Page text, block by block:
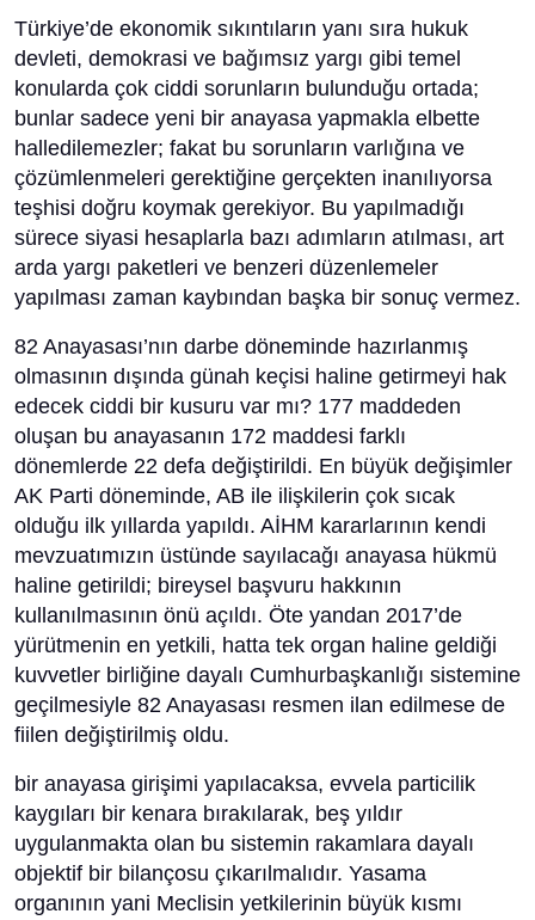
Türkiye’de ekonomik sıkıntıların yanı sıra hukuk
devleti, demokrasi ve bağımsız yargı gibi temel
konularda çok ciddi sorunların bulunduğu ortada;
bunlar sadece yeni bir anayasa yapmakla elbette
halledilemezler; fakat bu sorunların varlığına ve
çözümlenmeleri gerektiğine gerçekten inanılıyorsa
teşhisi doğru koymak gerekiyor. Bu yapılmadığı
sürece siyasi hesaplarla bazı adımların atılması, art
arda yargı paketleri ve benzeri düzenlemeler
yapılması zaman kaybından başka bir sonuç vermez.
82 Anayasası’nın darbe döneminde hazırlanmış
olmasının dışında günah keçisi haline getirmeyi hak
edecek ciddi bir kusuru var mı? 177 maddeden
oluşan bu anayasanın 172 maddesi farklı
dönemlerde 22 defa değiştirildi. En büyük değişimler
AK Parti döneminde, AB ile ilişkilerin çok sıcak
olduğu ilk yıllarda yapıldı. AİHM kararlarının kendi
mevzuatımızın üstünde sayılacağı anayasa hükmü
haline getirildi; bireysel başvuru hakkının
kullanılmasının önü açıldı. Öte yandan 2017’de
yürütmenin en yetkili, hatta tek organ haline geldiği
kuvvetler birliğine dayalı Cumhurbaşkanlığı sistemine
geçilmesiyle 82 Anayasası resmen ilan edilmese de
fiilen değiştirilmiş oldu.
bir anayasa girişimi yapılacaksa, evvela particilik
kaygıları bir kenara bırakılarak, beş yıldır
uygulanmakta olan bu sistemin rakamlara dayalı
objektif bir bilançosu çıkarılmalıdır. Yasama
organının yani Meclisin yetkilerinin büyük kısmı